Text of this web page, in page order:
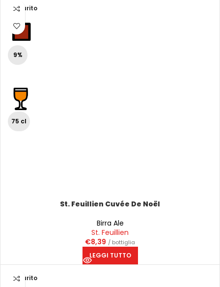
Esaurito
9%
75 cl
St. Feuillien Cuvée De Noël
Birra Ale
St. Feuillien
€8,39 / bottiglia
LEGGI TUTTO
Esaurito